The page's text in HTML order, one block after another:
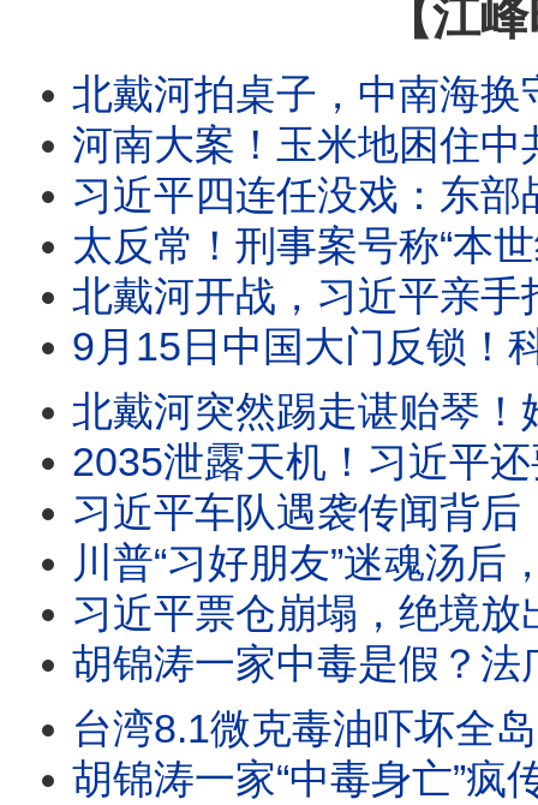
【江
北戴河拍桌子，中南海换守门人：西城区突换书记，
河南大案！玉米地困住中共，重金悬赏无人举报反而偷偷送饭：从杨佳
习近平四连任没戏：东部战区提灭包计划；西部战区逼
太反常！刑事案号称“本世纪最低”却要全国扫黑？习近平突发“1年全国内斗令”！抓
北戴河开战，习近平亲手打造的“紫金酒窖”被砸！五中全会前元老派断习的粮草，
9月15日中国大门反锁！科技人才不准出境，来去自由，中国大门永远敞开承诺成
北戴河突然踢走谌贻琴！她曾坐镇习近平730票全票大会、捧出贵州脱
2035泄露天机！习近平还要干九年？医疗承诺烂尾
习近平车队遇袭传闻背后：军委名单一夜消失，习近平落入权
川普“习好朋友”迷魂汤后，美军2026西太SQUAD四方合围，中共围台战略已成泡影； 美海岸巡
习近平票仓崩塌，绝境放出胡死讯；温家宝率元老反
胡锦涛一家中毒是假？法广辟谣突遭404！习迎“汪东兴时刻”？爆蔡奇将交中办大权！河
台湾8.1微克毒油吓坏全岛，中共一看：这在中国算优质油！胡
胡锦涛一家“中毒身亡”疯传！五中全会十月召开：习近平在台上被